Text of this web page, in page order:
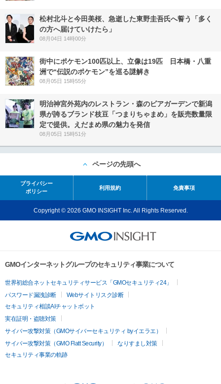
松村北斗と今田美桜、急逝した東野圭吾氏へ誓う「多く
の方へ届けていけたら」
08月04日 14時00分
街中にポケモン100匹以上、立像は19匹 日本橋・八重
洲で“伝説のポケモン”を巡る謎解き
08月05日 15時55分
明治神宮外苑内のレストラン・森のビアガーデンで新潟
県が誇るブランド枝豆「つまりちゃまめ」を販売数量限
定で提供。えだまめ県の魅力を発信
08月05日 15時51分
ページの先頭へ
プライバシー
ポリシー
利用規約 免責事項
Copyright © 2026 GMO INSIGHT Inc. All Rights Reserved.
GMOインターネットグループのセキュリティ事業について
世界初総合ネットセキュリティサービス「GMOセキュリティ24」
パスワード漏洩診断
Webサイトリスク診断
セキュリティ相談AIチャットボット
実在証明・盗聴対策
サイバー攻撃対策（GMOサイバーセキュリティ byイエラエ）
サイバー攻撃対策（GMO Flatt Security）
なりすまし対策
セキュリティ事業の軌跡